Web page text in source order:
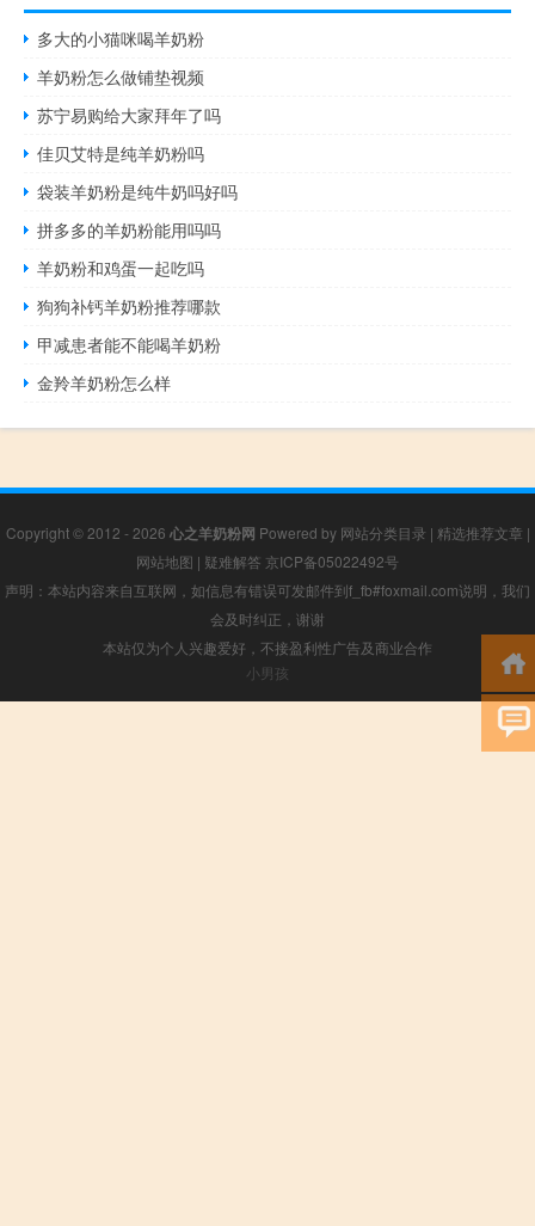
多大的小猫咪喝羊奶粉
羊奶粉怎么做铺垫视频
苏宁易购给大家拜年了吗
佳贝艾特是纯羊奶粉吗
袋装羊奶粉是纯牛奶吗好吗
拼多多的羊奶粉能用吗吗
羊奶粉和鸡蛋一起吃吗
狗狗补钙羊奶粉推荐哪款
甲减患者能不能喝羊奶粉
金羚羊奶粉怎么样
Copyright © 2012 - 2026 心之羊奶粉网 Powered by 网站分类目录 | 精选推荐文章 |
网站地图 | 疑难解答 京ICP备05022492号
声明：本站内容来自互联网，如信息有错误可发邮件到f_fb#foxmail.com说明，我们
会及时纠正，谢谢
本站仅为个人兴趣爱好，不接盈利性广告及商业合作
小男孩